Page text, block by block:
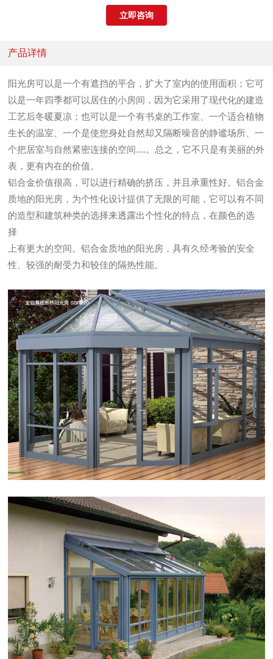
立即咨询
产品详情
阳光房可以是一个有遮挡的平合，扩大了室内的使用面积；它可
以是一年四季都可以居住的小房间，因为它采用了现代化的建造
工艺后冬暖夏凉；也可以是一个有书桌的工作室、一个适合植物
生长的温室、一个是使您身处自然却又隔断噪音的静谧场所、一
个把居室与自然紧密连接的空间....。总之，它不只是有美丽的外
表，更有内在的价值。
铝合金价值很高，可以进行精确的挤压，并且承重性好。铝合金
质地的阳光房，为个性化设计提供了无限的可能，它可以有不同
的造型和建筑种类的选择来透露出个性化的特点，在颜色的选
择
上有更大的空间。铝合金质地的阳光房，具有久经考验的安全
性、较强的耐受力和较佳的隔热性能。